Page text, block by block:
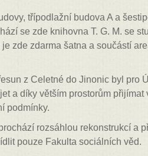
třípodlažní budova A a
se zde knihovna T. G. M. se
zde zdarma šatna a součástí
z Celetné do Jinonic byl pro
a díky větším prostorům přijímat
podmínky.
rozsáhlou rekonstrukcí a
pouze Fakulta sociálních věd.